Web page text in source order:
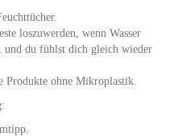
loszuwerden, wenn Wasser
und du fühlst dich gleich wieder
Produkte ohne Mikroplastik.